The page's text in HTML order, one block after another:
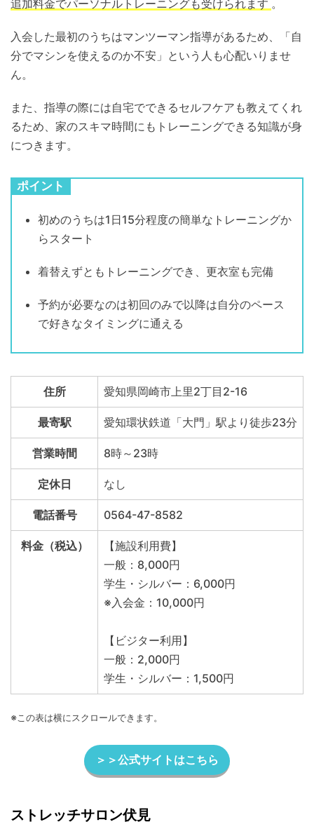
追加料金でパーソナルトレーニングも受けられます 。
入会した最初のうちはマンツーマン指導があるため、「自
分でマシンを使えるのか不安」という人も心配いりませ
ん。
また、指導の際には自宅でできるセルフケアも教えてくれ
るため、家のスキマ時間にもトレーニングできる知識が身
につきます。
ポイント
初めのうちは1日15分程度の簡単なトレーニングか
らスタート
着替えずともトレーニングでき、更衣室も完備
予約が必要なのは初回のみで以降は自分のペース
で好きなタイミングに通える
住所 愛知県岡崎市上里2丁目2-16
最寄駅 愛知環状鉄道「大門」駅より徒歩23分
営業時間 8時～23時
定休日 なし
電話番号 0564-47-8582
料金（税込）
【施設利用費】
一般：8,000円
学生・シルバー：6,000円
※入会金：10,000円
【ビジター利用】
一般：2,000円
学生・シルバー：1,500円
※この表は横にスクロールできます。
＞＞公式サイトはこちら
ストレッチサロン伏見